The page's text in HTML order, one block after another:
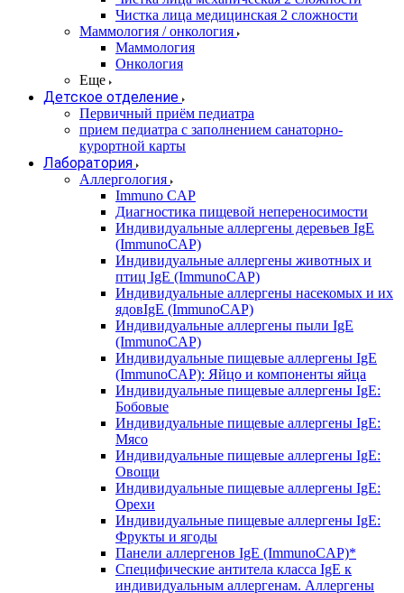
Чистка лица медицинская 2 сложности
Маммология / онкология
Маммология
Онкология
Еще
Детское отделение
Первичный приём педиатра
прием педиатра с заполнением санаторно-
курортной карты
Лаборатория
Аллергология
Immuno CAP
Диагностика пищевой непереносимости
Индивидуальные аллергены деревьев IgE
(ImmunoCAP)
Индивидуальные аллергены животных и
птиц IgE (ImmunoCAP)
Индивидуальные аллергены насекомых и их
ядовIgE (ImmunoCAP)
Индивидуальные аллергены пыли IgE
(ImmunoCAP)
Индивидуальные пищевые аллергены IgE
(ImmunoCAP): Яйцо и компоненты яйца
Индивидуальные пищевые аллергены IgE:
Бобовые
Индивидуальные пищевые аллергены IgE:
Мясо
Индивидуальные пищевые аллергены IgE:
Овощи
Индивидуальные пищевые аллергены IgE:
Орехи
Индивидуальные пищевые аллергены IgE:
Фрукты и ягоды
Панели аллергенов IgE (ImmunoCAP)*
Специфические антитела класса IgE к
индивидуальным аллергенам. Аллергены